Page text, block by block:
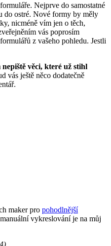
Nejprve do samostatné
do ostré. Nové formy by měly
nicméně vím jen o těch,
vás poprosím
z vašeho pohledu. Jestli
věci, které už stihl
vás ještě něco dodatečně
maker pro pohodlnější
vykreslování je na můj